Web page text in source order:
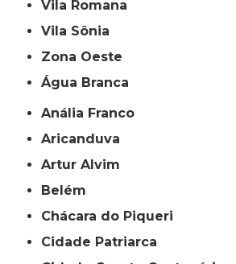
Vila Romana
Vila Sônia
Zona Oeste
Água Branca
Anália Franco
Aricanduva
Artur Alvim
Belém
Chácara do Piqueri
Cidade Patriarca